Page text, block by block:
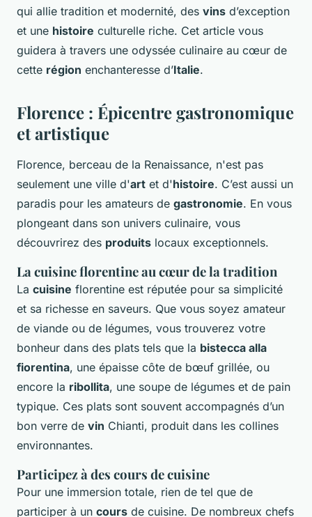
qui allie tradition et modernité, des vins d’exception
et une histoire culturelle riche. Cet article vous
guidera à travers une odyssée culinaire au cœur de
cette région enchanteresse d’Italie.
Florence : Épicentre gastronomique
et artistique
Florence, berceau de la Renaissance, n'est pas
seulement une ville d'art et d'histoire. C’est aussi un
paradis pour les amateurs de gastronomie. En vous
plongeant dans son univers culinaire, vous
découvrirez des produits locaux exceptionnels.
La cuisine florentine au cœur de la tradition
La cuisine florentine est réputée pour sa simplicité
et sa richesse en saveurs. Que vous soyez amateur
de viande ou de légumes, vous trouverez votre
bonheur dans des plats tels que la bistecca alla
fiorentina, une épaisse côte de bœuf grillée, ou
encore la ribollita, une soupe de légumes et de pain
typique. Ces plats sont souvent accompagnés d’un
bon verre de vin Chianti, produit dans les collines
environnantes.
Participez à des cours de cuisine
Pour une immersion totale, rien de tel que de
participer à un cours de cuisine. De nombreux chefs